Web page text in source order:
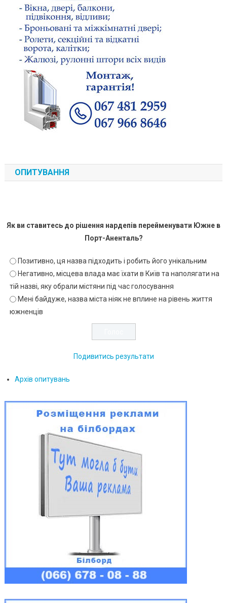
ОПИТУВАННЯ
Як ви ставитесь до рішення нардепів перейменувати Южне в
Порт-Аненталь?
Позитивно, ця назва підходить і робить його унікальним
Негативно, місцева влада має їхати в Київ та наполягати на
тій назві, яку обрали містяни під час голосування
Мені байдуже, назва міста ніяк не вплине на рівень життя
южненців
Подивитись результати
Архів опитувань